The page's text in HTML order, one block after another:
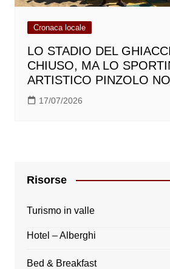
Cronaca locale
LO STADIO DEL
CHIUSO, MA LO
ARTISTICO PINZOLO
17/07/2026
Risorse
Turismo in valle
Hotel – Alberghi
Bed & Breakfast